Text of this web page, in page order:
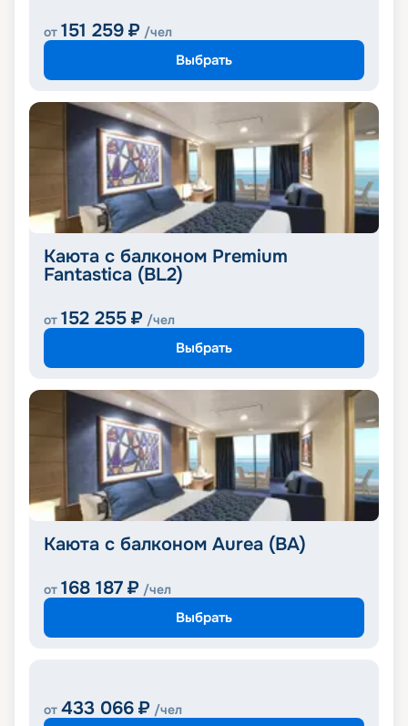
от 151 259 ₽ /чел
Выбрать
Каюта с балконом Premium
Fantastica (BL2)
от 152 255 ₽ /чел
Выбрать
Каюта с балконом Aurea (BA)
от 168 187 ₽ /чел
Выбрать
от 433 066 ₽ /чел